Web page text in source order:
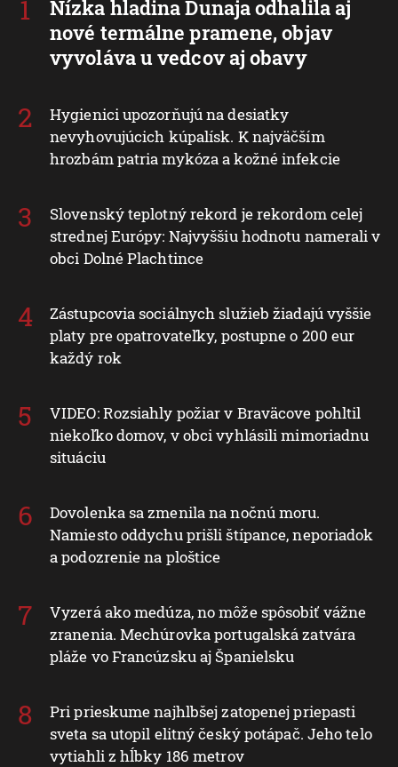
Nízka hladina Dunaja odhalila aj
nové termálne pramene, objav
vyvoláva u vedcov aj obavy
Hygienici upozorňujú na desiatky
nevyhovujúcich kúpalísk. K najväčším
hrozbám patria mykóza a kožné infekcie
Slovenský teplotný rekord je rekordom celej
strednej Európy: Najvyššiu hodnotu namerali v
obci Dolné Plachtince
Zástupcovia sociálnych služieb žiadajú vyššie
platy pre opatrovateľky, postupne o 200 eur
každý rok
VIDEO: Rozsiahly požiar v Braväcove pohltil
niekoľko domov, v obci vyhlásili mimoriadnu
situáciu
Dovolenka sa zmenila na nočnú moru.
Namiesto oddychu prišli štípance, neporiadok
a podozrenie na ploštice
Vyzerá ako medúza, no môže spôsobiť vážne
zranenia. Mechúrovka portugalská zatvára
pláže vo Francúzsku aj Španielsku
Pri prieskume najhlbšej zatopenej priepasti
sveta sa utopil elitný český potápač. Jeho telo
vytiahli z hĺbky 186 metrov